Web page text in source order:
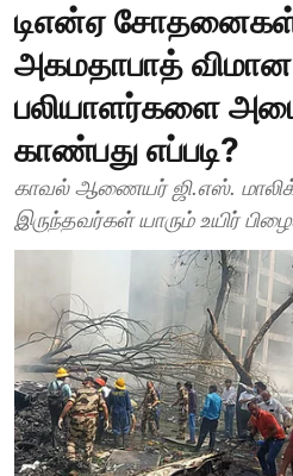
டிஎன்ஏ
அகமதாபாத் விமான
பலியாளர்களை
காண்பது எப்படி?
காவல் ஆணையர் ஜி.எஸ்.
இருந்தவர்கள் யாரும் உயிர்